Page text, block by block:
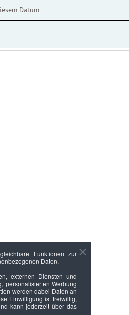
Datum
Funktionen zur
Daten.
externen Diensten und
personalisierten Werbung
werden dabei Daten an
Einwilligung ist freiwillig,
kann jederzeit über das